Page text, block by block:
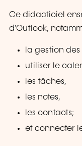
Ce didacticiel
d'Outlook,
la gestion des
utiliser le
les tâches,
les notes,
les contacts;
et connecter